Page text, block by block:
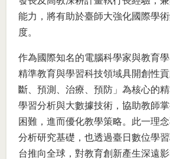
能力，將有助於臺師大強化國際學
度。
作為國際知名的電腦科學家與教育
精準教育與學習科技領域具開創性
斷、預測、治療、預防」為核心的
學習分析與大數據技術，協助教師
困難，進而優化教學策略。此一理
分析研究基礎，也透過臺日數位學
台推向全球，對教育創新產生深遠影